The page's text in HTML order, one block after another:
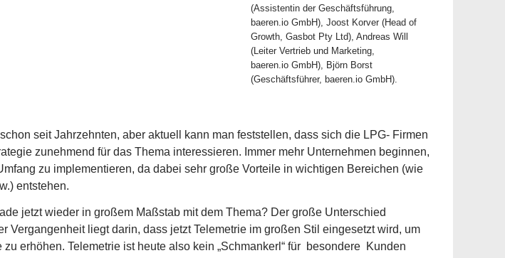
(Assistentin der Geschäftsführung,
baeren.io GmbH), Joost Korver (Head of
Growth, Gasbot Pty Ltd), Andreas Will
(Leiter Vertrieb und Marketing,
baeren.io GmbH), Björn Borst
(Geschäftsführer, baeren.io GmbH).
seit Jahrzehnten, aber aktuell kann man feststellen, dass sich die LPG- Firmen
zunehmend für das Thema interessieren. Immer mehr Unternehmen beginnen,
zu implementieren, da dabei sehr große Vorteile in wichtigen Bereichen (wie
entstehen.
jetzt wieder in großem Maßstab mit dem Thema? Der große Unterschied
Vergangenheit liegt darin, dass jetzt Telemetrie im großen Stil eingesetzt wird, um
zu erhöhen. Telemetrie ist heute also kein „Schmankerl“ für besondere Kunden